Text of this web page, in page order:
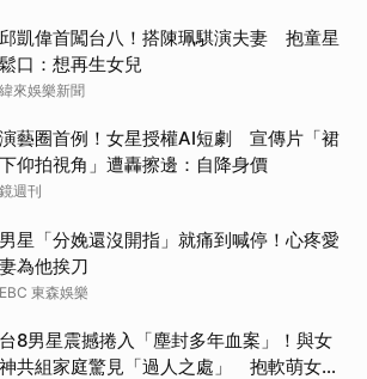
王楚
生田
邱凱偉首闖台八！搭陳珮騏演夫妻 抱童星
鬆口：想再生女兒
緯來娛樂新聞
演藝圈首例！女星授權AI短劇 宣傳片「裙
下仰拍視角」遭轟擦邊：自降身價
鏡週刊
男星「分娩還沒開指」就痛到喊停！心疼愛
妻為他挨刀
EBC 東森娛樂
台8男星震撼捲入「塵封多年血案」！與女
神共組家庭驚見「過人之處」 抱軟萌女娃